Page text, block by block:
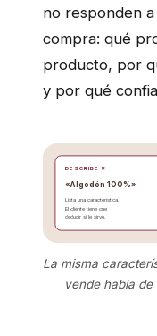
no responden
compra: qué
producto, por
y por qué
DESCRIBE ✕
«Algodón 100%»
Lista una característica.
El cliente tiene que
deducir si le sirve.
La misma
vende habla